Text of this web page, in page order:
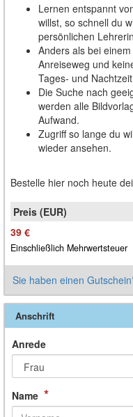
Lernen entspannt
willst, so schnell du
persönlichen
Anders als bei
Anreiseweg und
Tages- und
Die Suche nach
werden alle
Aufwand.
Zugriff so lange du
wieder ansehen.
Bestelle hier noch heute
39 €
Einschließlich Mehrwertsteuer
Sie haben einen
Anschrift
Anrede
Name *